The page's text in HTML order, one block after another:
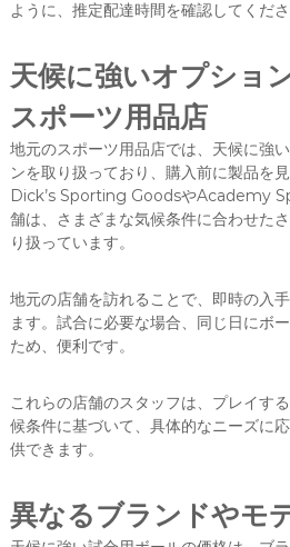
ように、推定配達時間を確認してくださ
天候に強いオプショ
スポーツ用品店
地元のスポーツ用品店では、天候に強
ンを取り扱っており、購入前に製品を
Dick’s Sporting GoodsやAcademy
舗は、さまざまな気候条件に合わせた
り扱っています。
地元の店舗を訪れることで、即時の入
ます。試合に必要な場合、同じ日にボ
ため、便利です。
これらの店舗のスタッフは、プレイす
候条件に基づいて、具体的なニーズに
供できます。
異なるブランドやモ